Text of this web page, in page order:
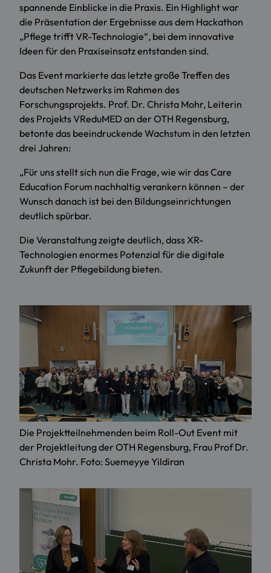
spannende Einblicke in die Praxis. Ein Highlight war
die Präsentation der Ergebnisse aus dem Hackathon
„Pflege trifft VR-Technologie“, bei dem innovative
Ideen für den Praxiseinsatz entstanden sind.
Das Event markierte das letzte große Treffen des
deutschen Netzwerks im Rahmen des
Forschungsprojekts. Prof. Dr. Christa Mohr, Leiterin
des Projekts VReduMED an der OTH Regensburg,
betonte das beeindruckende Wachstum in den letzten
drei Jahren:
„Für uns stellt sich nun die Frage, wie wir das Care
Education Forum nachhaltig verankern können – der
Wunsch danach ist bei den Bildungseinrichtungen
deutlich spürbar.
Die Veranstaltung zeigte deutlich, dass XR-
Technologien enormes Potenzial für die digitale
Zukunft der Pflegebildung bieten.
Die Projektteilnehmenden beim Roll-Out Event mit
der Projektleitung der OTH Regensburg, Frau Prof Dr.
Christa Mohr. Foto: Suemeyye Yildiran